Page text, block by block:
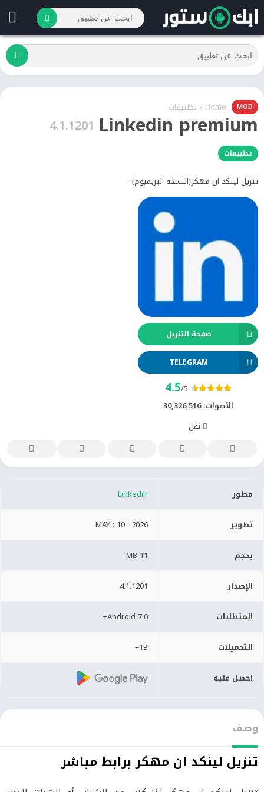
MOD
Home
/ تطبيقات
Linkedin premium
4.1.1201
تطبيقات
تنزيل لينكد ان مهكر{النسخه البريميوم}
صفحة التنزيل
TELEGRAM
4.5/5
الأصوات:30,326,516
نقل
مطور Linkedin
تطوير MAY : 10 : 2026
بحجم 11 MB
الإصدار 4.1.1201
المتطلبات Android 7.0+
التحميلات 1B+
احصل عليه
وصف
تنزيل لينكد ان مهكر برابط مباشر